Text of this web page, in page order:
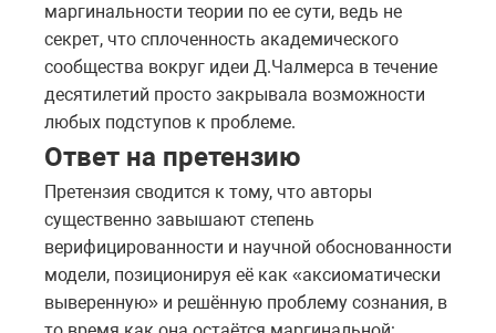
маргинальности теории по ее сути, ведь не
секрет, что сплоченность академического
сообщества вокруг идеи Д.Чалмерса в течение
десятилетий просто закрывала возможности
любых подступов к проблеме.
Ответ на претензию
Претензия сводится к тому, что авторы
существенно завышают степень
верифицированности и научной обоснованности
модели, позиционируя её как «аксиоматически
выверенную» и решённую проблему сознания, в